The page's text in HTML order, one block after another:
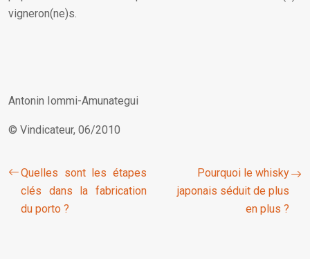
vigneron(ne)s.
Antonin Iommi-Amunategui
© Vindicateur, 06/2010
Quelles sont les étapes
clés dans la fabrication
du porto ?
Pourquoi le whisky
japonais séduit de plus
en plus ?